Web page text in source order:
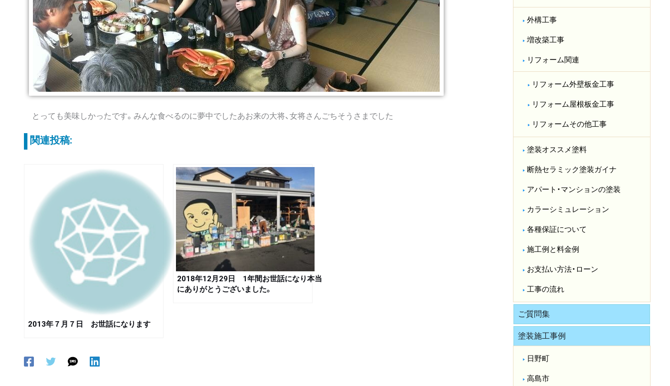
とっても美味しかったです。みんな食べるのに夢中でしたあお来の大将、女将さんごちそうさまでした
関連投稿:
2013年７月７日 お世話になります
2018年12月29日 1年間お世話になり本当
にありがとうございました。
外構工事
増改築工事
リフォーム関連
リフォーム外壁板金工事
リフォーム屋根板金工事
リフォームその他工事
塗装オススメ塗料
断熱セラミック塗装ガイナ
アパート・マンションの塗装
カラーシミュレーション
各種保証について
施工例と料金例
お支払い方法・ローン
工事の流れ
ご質問集
塗装施工事例
日野町
高島市